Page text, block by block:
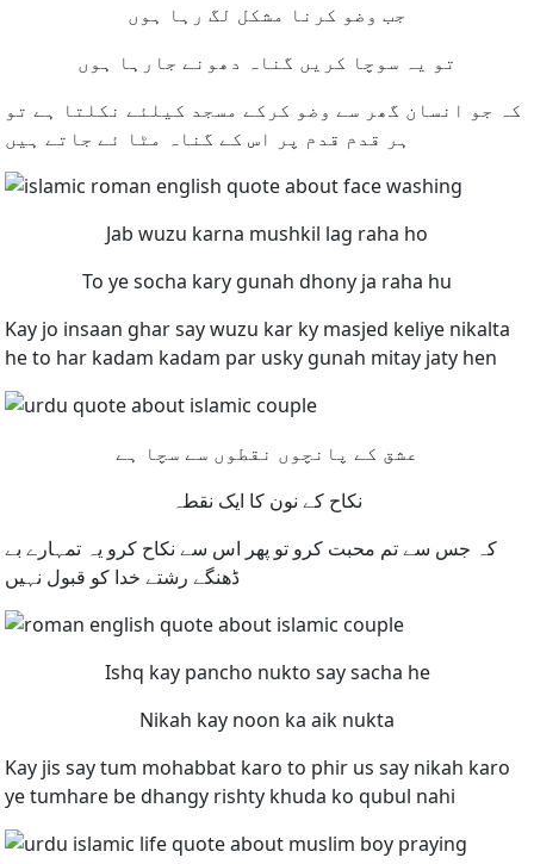
جب وضو کرنا مشکل لگ رہا ہوں
تو یہ سوچا کریں گناہ دھونے جارہا ہوں
کہ جو انسان گھر سے وضو کرکے مسجد کیلئے نکلتا ہے تو
ہر قدم قدم پر اس کے گناہ مٹا ئے جاتے ہیں
Jab wuzu karna mushkil lag raha ho
To ye socha kary gunah dhony ja raha hu
Kay jo insaan ghar say wuzu kar ky masjed keliye nikalta
he to har kadam kadam par usky gunah mitay jaty hen
عشق کے پانچوں نقطوں سے سچا ہے
نکاح کے نون کا ایک نقطہ
کہ جس سے تم محبت کرو تو پھر اس سے نکاح کرو یہ تمہارے بے
ڈھنگے رشتے خدا کو قبول نہیں
Ishq kay pancho nukto say sacha he
Nikah kay noon ka aik nukta
Kay jis say tum mohabbat karo to phir us say nikah karo
ye tumhare be dhangy rishty khuda ko qubul nahi